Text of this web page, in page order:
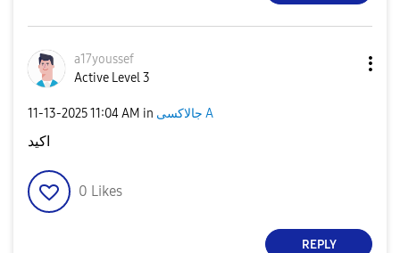
a17youssef
Active Level 3
‎11-13-202511:04 AM in جالاكسى A
اكيد
0 Likes
REPLY